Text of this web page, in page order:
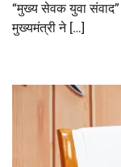
“मुख्य सेवक युवा
मुख्यमंत्री ने […]